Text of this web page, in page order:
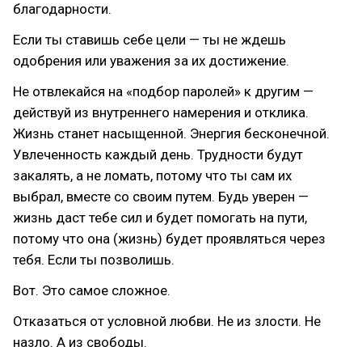
благодарности.
Если ты ставишь себе цели — ты не ждешь
одобрения или уважения за их достижение.
Не отвлекайся на «подбор паролей» к другим —
действуй из внутреннего намерения и отклика.
Жизнь станет насыщенной. Энергия бесконечной.
Увлеченность каждый день. Трудности будут
закалять, а не ломать, потому что ты сам их
выбрал, вместе со своим путем. Будь уверен —
жизнь даст тебе сил и будет помогать на пути,
потому что она (жизнь) будет проявляться через
тебя. Если ты позволишь.
Вот. Это самое сложное.
Отказаться от условной любви. Не из злости. Не
назло. А из свободы.